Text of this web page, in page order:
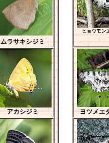
ムラサキシジミ
アカシジミ
ヒョウモン
ヨツメエ